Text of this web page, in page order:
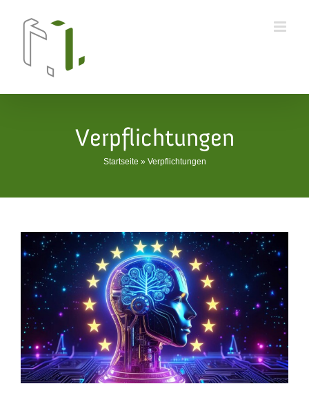
Verpflichtungen
Startseite » Verpflichtungen